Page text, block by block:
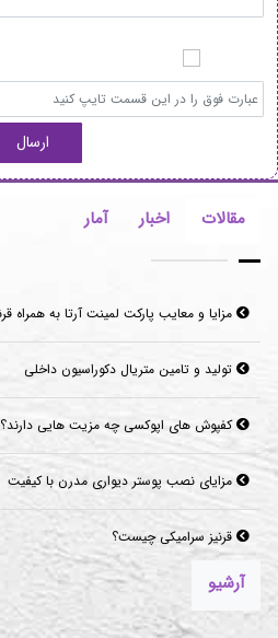
ارسال
مقالات اخبار آمار
تولید و تامین متریال دکوراسیون داخلی
کفپوش های اپوکسی چه مزیت هایی دارند؟
مزایای نصب پوستر دیواری مدرن با کیفیت
قرنیز سرامیکی چیست؟
آرشیو